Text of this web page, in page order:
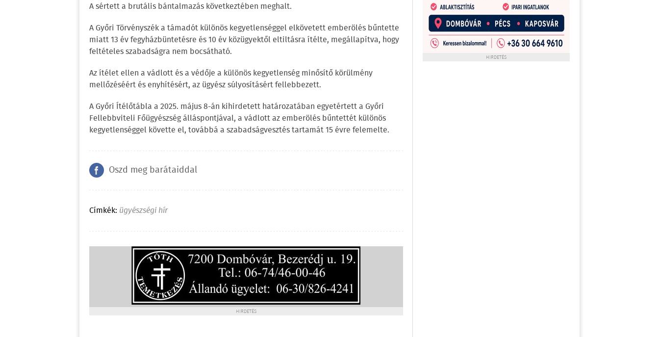
A sértett a brutális bántalmazás következtében meghalt.
A Győri Törvényszék a támadót különös kegyetlenséggel elkövetett emberölés bűntette
miatt 13 év fegyházbüntetésre és 10 év közügyektől eltiltásra ítélte, megállapítva, hogy
feltételes szabadságra nem bocsátható.
Az ítélet ellen a vádlott és a védője a különös kegyetlenség minősítő körülmény
mellőzéséért és enyhítésért, az ügyész súlyosításért fellebbezett.
A Győri Ítélőtábla a 2025. május 8-án kihirdetett határozatában egyetértett a Győri
Fellebbviteli Főügyészség álláspontjával, a vádlott az emberölés bűntettét különös
kegyetlenséggel követte el, továbbá a szabadságvesztés tartamát 15 évre felemelte.
Oszd meg barátaiddal
Címkék: ügyészségi hír
HIRDETÉS
HIRDETÉS